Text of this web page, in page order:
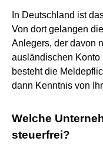
In Deutschland ist
Von dort gelangen
Anlegers, der davon
ausländischen
besteht die
dann Kenntnis von
Welche
steuerfrei?